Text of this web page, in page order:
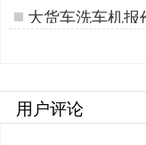
大货车洗车机
用户评论